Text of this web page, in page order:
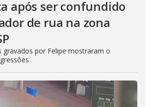
após ser confundido
de rua na zona
gravados por Felipe mostraram o